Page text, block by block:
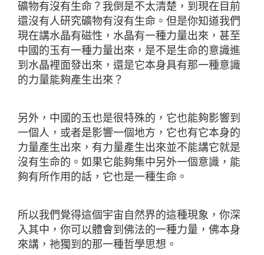
礦物有沒有生命？我倒是不太清楚，到現在目前
還沒有人研究礦物有沒有生命。但是你知道我們
現在講水晶有磁性，水晶有一種力量出來，甚至
中國的玉有一種力量出來，是不是生命的意識進
到水晶裡面發出來，還是它本身具有那一種意識
的力量能夠產生出來？
另外，中國的玉也是很特殊的，它也能夠影響到
一個人，或者是影響一個地方，它也有它本身的
力量產生出來，有力量產生出來並不能講它就是
沒有生命的。如果它能夠集中另外一個意識，能
夠有所作用的話，它也是一種生命。
所以我們覺得這個宇宙自然界的這種現象，你深
入其中，你可以體會到佛法的一種力量，佛本身
來講，祂獨到的那一種哲學思想。